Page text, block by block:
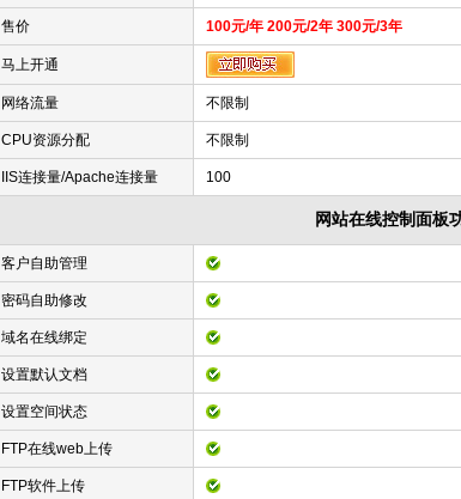
售价 100元/年 200元/2年 300元/3年
马上开通
网络流量 不限制
CPU资源分配 不限制
IIS连接量/Apache连接量 100
网站在线控制面板
客户自助管理
密码自助修改
域名在线绑定
设置默认文档
设置空间状态
FTP在线web上传
FTP软件上传